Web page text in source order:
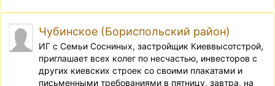
Чубинское (Бориспольский район)
ИГ с Семьи Сосниных, застройщик Киеввысотстрой,
приглашает всех колег по несчастью, инвесторов с
других киевских строек со своими плакатами и
письменными требованиями в пятницу, завтра, на